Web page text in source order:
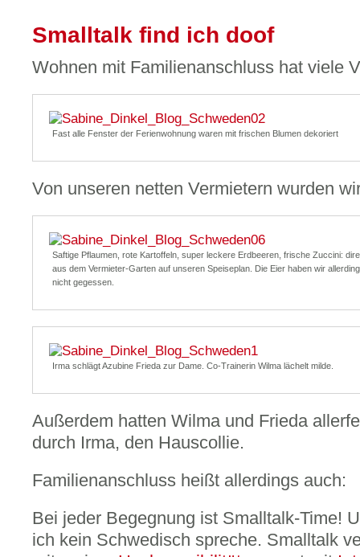
Smalltalk find ich doof
Wohnen mit Familienanschluss hat viele
Fast alle Fenster der Ferienwohnung waren mit frischen Blumen dekoriert
Von unseren netten Vermietern wurden
Saftige Pflaumen, rote Kartoffeln, super leckere Erdbeeren, frische Zuccini:
aus dem Vermieter-Garten auf unseren Speiseplan. Die Eier haben wir
nicht gegessen.
Irma schlägt Azubine Frieda zur Dame. Co-Trainerin Wilma lächelt milde.
Außerdem hatten Wilma und Frieda
durch Irma, den Hauscollie.
Familienanschluss heißt allerdings auch:
Bei jeder Begegnung ist Smalltalk-Time!
ich kein Schwedisch spreche. Smalltalk